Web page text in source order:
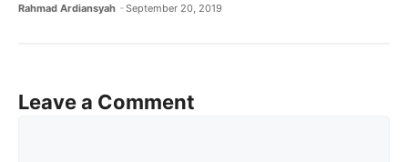
Rahmad Ardiansyah September 20, 2019
Leave a Comment